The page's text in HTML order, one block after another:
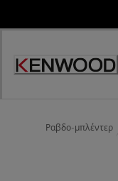
Ραβδο-μπλέντερ